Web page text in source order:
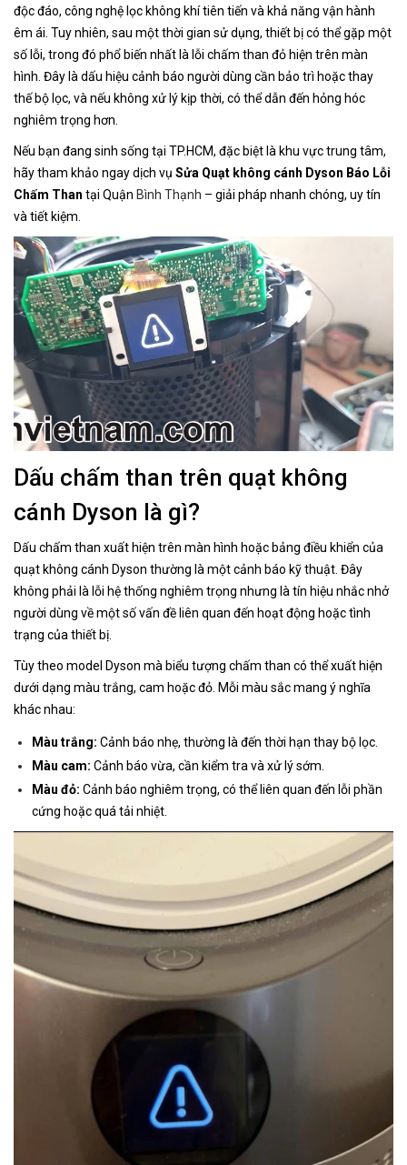
độc đáo, công nghệ lọc không khí tiên tiến và khả năng vận hành
êm ái. Tuy nhiên, sau một thời gian sử dụng, thiết bị có thể gặp một
số lỗi, trong đó phổ biến nhất là lỗi chấm than đỏ hiện trên màn
hình. Đây là dấu hiệu cảnh báo người dùng cần bảo trì hoặc thay
thế bộ lọc, và nếu không xử lý kịp thời, có thể dẫn đến hỏng hóc
nghiêm trọng hơn.
Nếu bạn đang sinh sống tại TP.HCM, đặc biệt là khu vực trung tâm,
hãy tham khảo ngay dịch vụ Sửa Quạt không cánh Dyson Báo Lỗi
Chấm Than tại Quận Bình Thạnh – giải pháp nhanh chóng, uy tín
và tiết kiệm.
Dấu chấm than trên quạt không
cánh Dyson là gì?
Dấu chấm than xuất hiện trên màn hình hoặc bảng điều khiển của
quạt không cánh Dyson thường là một cảnh báo kỹ thuật. Đây
không phải là lỗi hệ thống nghiêm trọng nhưng là tín hiệu nhắc nhở
người dùng về một số vấn đề liên quan đến hoạt động hoặc tình
trạng của thiết bị.
Tùy theo model Dyson mà biểu tượng chấm than có thể xuất hiện
dưới dạng màu trắng, cam hoặc đỏ. Mỗi màu sắc mang ý nghĩa
khác nhau:
Màu trắng: Cảnh báo nhẹ, thường là đến thời hạn thay bộ lọc.
Màu cam: Cảnh báo vừa, cần kiểm tra và xử lý sớm.
Màu đỏ: Cảnh báo nghiêm trọng, có thể liên quan đến lỗi phần
cứng hoặc quá tải nhiệt.